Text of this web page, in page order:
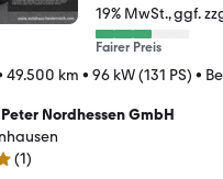
19% MwSt. ggf.
Fairer Preis
49.500 km • 96 kW (131 PS) •
Nordhessen GmbH
(1)